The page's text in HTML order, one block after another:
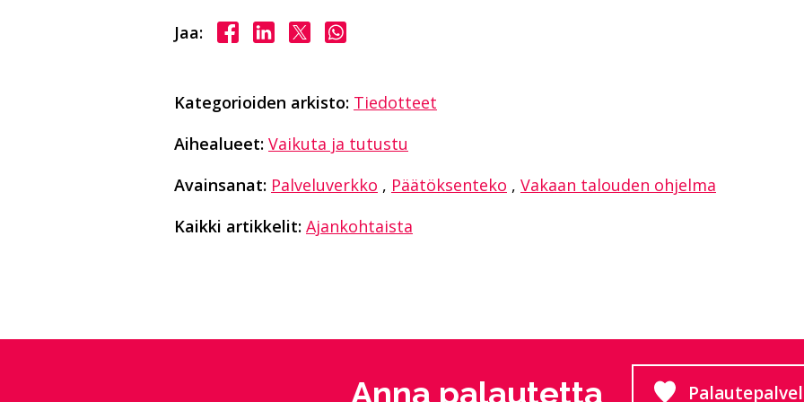
Jaa: Jaa Facebookissa
Jaa LinkedInissä
Jaa X:ssäJaa WhasAppissa
Kategorioiden arkisto: Tiedotteet
Aihealueet: Vaikuta ja tutustu
Avainsanat: Palveluverkko , Päätöksenteko , Vakaan talouden ohjelma
Kaikki artikkelit: Ajankohtaista
Anna palautetta